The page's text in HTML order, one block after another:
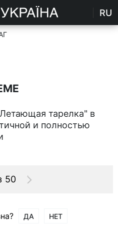
RU
тарелка" в
и полностью
50
ДА НЕТ